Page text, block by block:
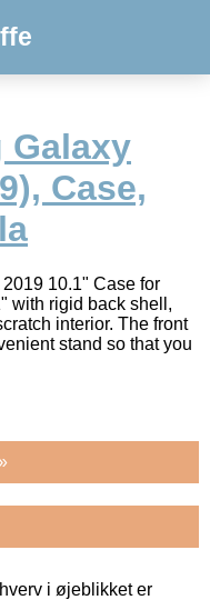
Galaxy
Case,
10.1" Case for
with rigid back shell,
interior. The front
stand so that you
i øjeblikket er